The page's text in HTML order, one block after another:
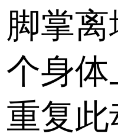
脚掌
个身体
重复此